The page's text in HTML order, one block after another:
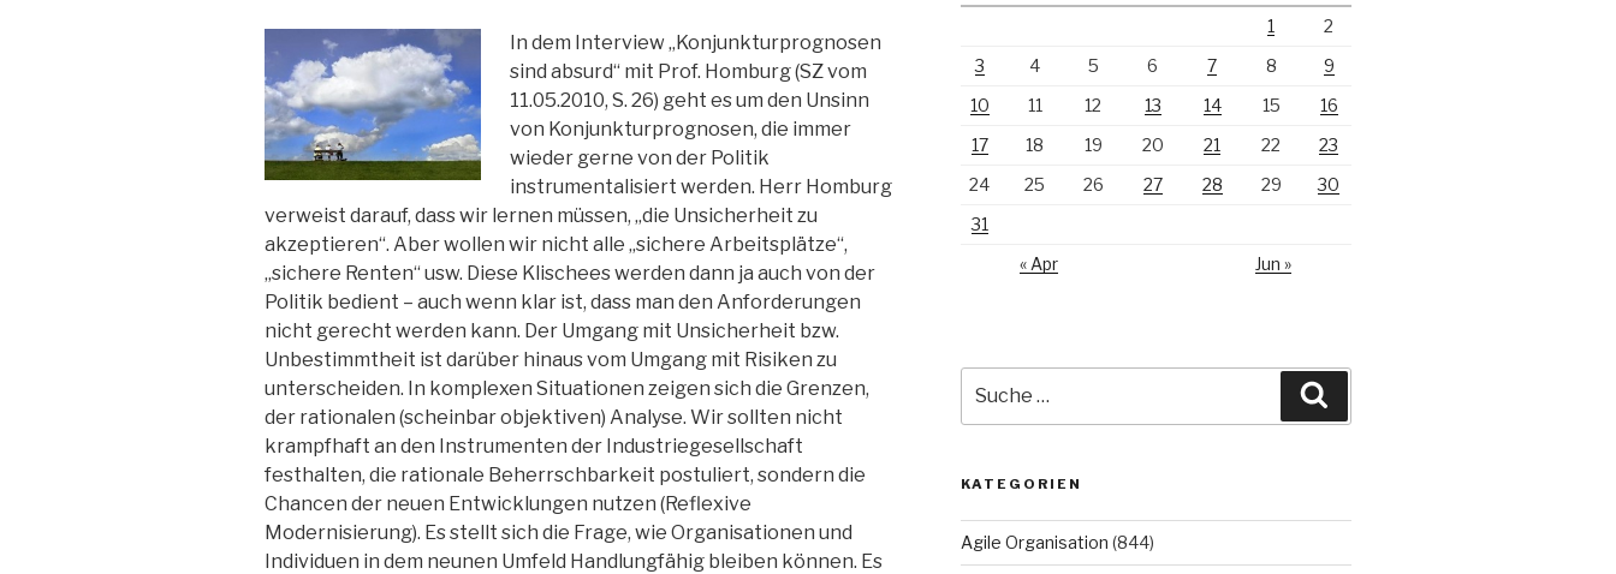
In dem Interview „Konjunkturprognosen
sind absurd“ mit Prof. Homburg (SZ vom
11.05.2010, S. 26) geht es um den Unsinn
von Konjunkturprognosen, die immer
wieder gerne von der Politik
instrumentalisiert werden. Herr Homburg
verweist darauf, dass wir lernen müssen, „die Unsicherheit zu
akzeptieren“. Aber wollen wir nicht alle „sichere Arbeitsplätze“,
„sichere Renten“ usw. Diese Klischees werden dann ja auch von der
Politik bedient – auch wenn klar ist, dass man den Anforderungen
nicht gerecht werden kann. Der Umgang mit Unsicherheit bzw.
Unbestimmtheit ist darüber hinaus vom Umgang mit Risiken zu
unterscheiden. In komplexen Situationen zeigen sich die Grenzen,
der rationalen (scheinbar objektiven) Analyse. Wir sollten nicht
krampfhaft an den Instrumenten der Industriegesellschaft
festhalten, die rationale Beherrschbarkeit postuliert, sondern die
Chancen der neuen Entwicklungen nutzen (Reflexive
Modernisierung). Es stellt sich die Frage, wie Organisationen und
Individuen in dem neunen Umfeld Handlungfähig bleiben können. Es
1
2
3
4 5 6 7 8
9
10
11 12 13 14 15
16
17
18 19 20 21 22
23
24
25 26 27 28 29
30
31
« Apr
Jun »
nach:
KATEGORIEN
Agile Organisation (844)